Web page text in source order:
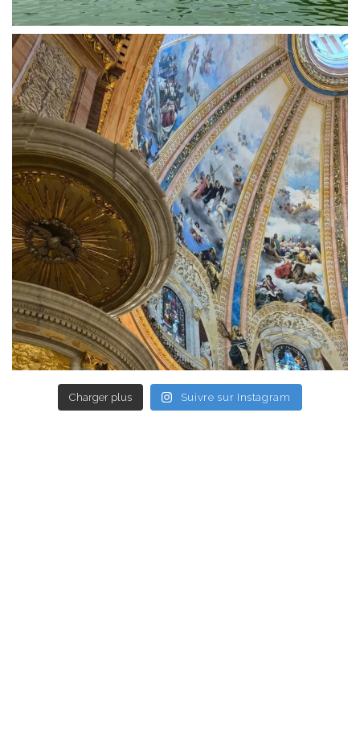
Charger plus Suivre sur Instagram